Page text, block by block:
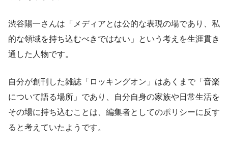
渋谷陽一さんは「メディアとは公的な表現の場であり、私
的な領域を持ち込むべきではない」という考えを生涯貫き
通した人物です。
自分が創刊した雑誌「ロッキングオン」はあくまで「音楽
について語る場所」であり、自分自身の家族や日常生活を
その場に持ち込むことは、編集者としてのポリシーに反す
ると考えていたようです。